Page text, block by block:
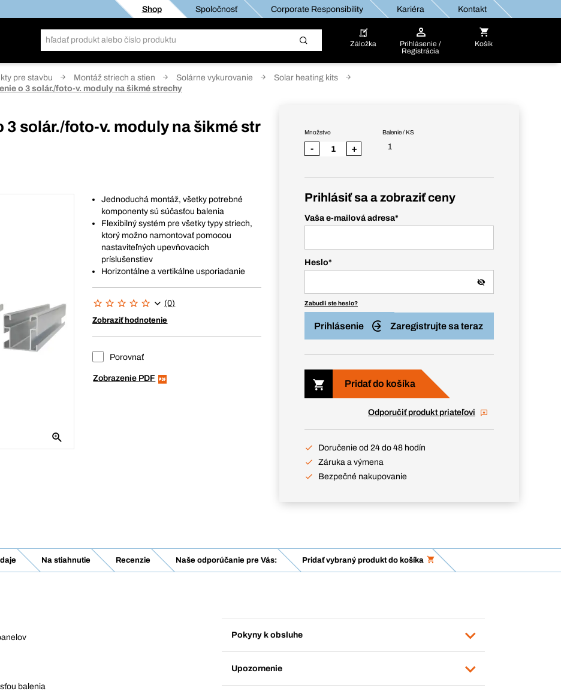
Shop Spoločnosť Corporate Responsibility Kariéra Kontakt
Záložka
Prihlásenie /
Registrácia
Košík
pre stavbu Montáž striech a stien Solárne vykurovanie
Solar heating kits
o 3 solár./foto-v. moduly na šikmé strechy
3 solár./foto-v. moduly na šikmé str
Jednoduchá montáž, všetky potrebné
komponenty sú súčasťou balenia
Flexibilný systém pre všetky typy striech,
ktorý možno namontovať pomocou
nastaviteľných upevňovacích
príslušenstiev
Horizontálne a vertikálne usporiadanie
(0)
Zobraziť hodnotenie
Porovnať
Zobrazenie PDF
Balenie / KS
1
Množstvo
- +
Prihlásiť sa a zobraziť ceny
Vaša e-mailová adresa*
Heslo*
Zabudli ste heslo?
Prihlásenie Zaregistrujte sa teraz
Pridať do košíka
Odporučiť produkt priateľovi
Doručenie od 24 do 48 hodín
Záruka a výmena
Bezpečné nakupovanie
Na stiahnutie Recenzie Naše odporúčanie pre Vás: Pridať vybraný produkt do košíka
balenia
Pokyny k obsluhe
Upozornenie